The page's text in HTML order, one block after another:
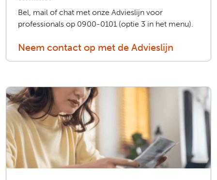
Bel, mail of chat met onze Advieslijn voor
professionals op 0900-0101 (optie 3 in het menu).
Neem contact op met de Advieslijn